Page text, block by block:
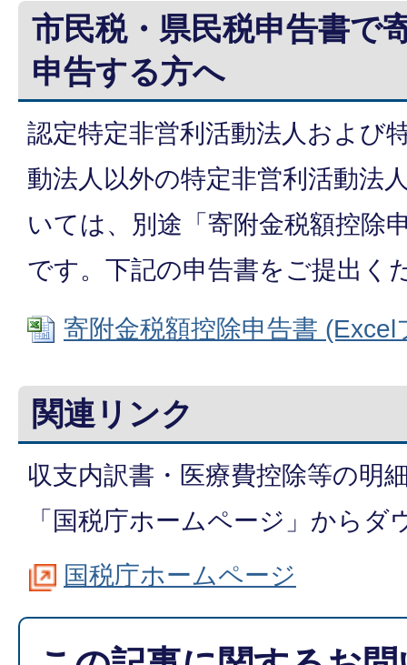
市民税・県民税申告書で
申告する方へ
認定特定非営利活動法人および
動法人以外の特定非営利活動法
いては、別途「寄附金税額控除
です。下記の申告書をご提出く
寄附金税額控除申告書
関連リンク
収支内訳書・医療費控除等の明
「国税庁ホームページ」から
国税庁ホームページ